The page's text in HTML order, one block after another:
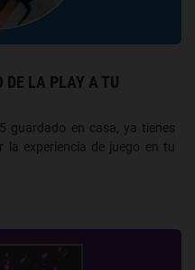
DE LA PLAY A TU
guardado en casa, ya tienes
la experiencia de juego en tu